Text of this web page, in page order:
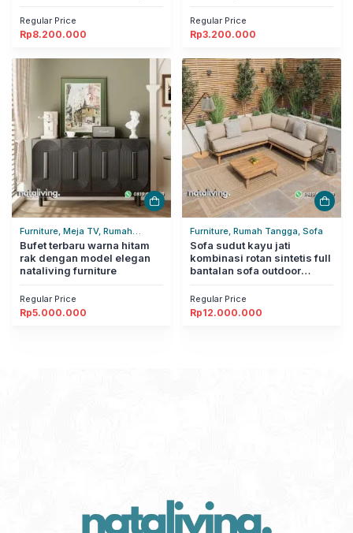
Regular Price
Rp8.200.000
Regular Price
Rp3.200.000
Furniture, Meja TV, Rumah
Tangga
Bufet terbaru warna hitam
rak dengan model elegan
nataliving furniture
Regular Price
Rp5.000.000
Furniture, Rumah Tangga, Sofa
Sofa sudut kayu jati
kombinasi rotan sintetis full
bantalan sofa outdoor
Regular Price
Rp12.000.000